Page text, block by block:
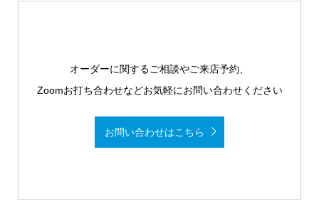
オーダーに関するご相談やご来店予約、
Zoomお打ち合わせなどお気軽にお問い合わせください
お問い合わせはこちら